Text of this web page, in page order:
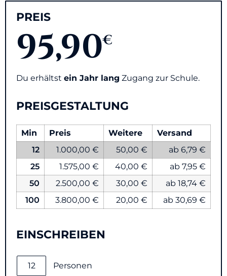
PREIS
95,90€
Du erhältst ein Jahr lang Zugang zur Schule.
PREISGESTALTUNG
Min Preis Weitere
Versand
12
1.000,00 € 50,00 €
ab 6,79 €
25
1.575,00 € 40,00 €
ab 7,95 €
50
2.500,00 € 30,00 €
ab 18,74 €
100
3.800,00 € 20,00 € ab 30,69 €
EINSCHREIBEN
Personen